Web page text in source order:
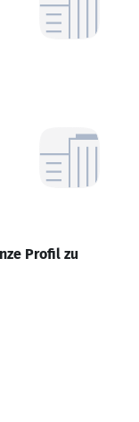
Profil zu